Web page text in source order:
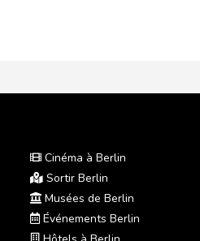
Cinéma à Berlin
Sortir Berlin
Musées de Berlin
Événements Berlin